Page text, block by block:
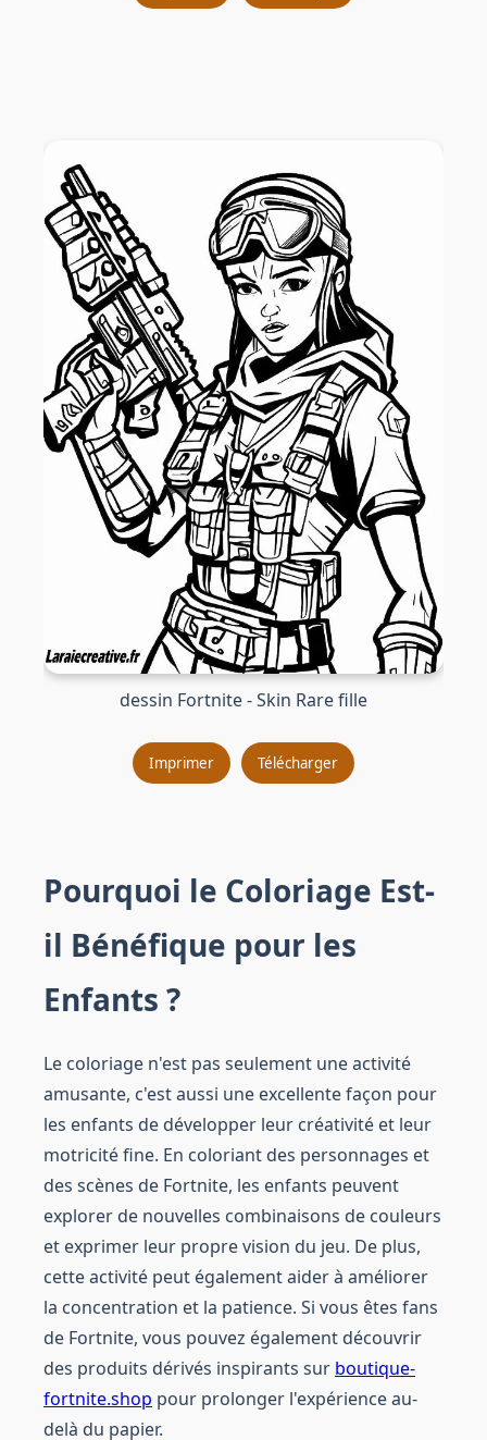
dessin Fortnite - Skin Rare fille
Imprimer Télécharger
Pourquoi le Coloriage Est-
il Bénéfique pour les
Enfants ?
Le coloriage n'est pas seulement une activité
amusante, c'est aussi une excellente façon pour
les enfants de développer leur créativité et leur
motricité fine. En coloriant des personnages et
des scènes de Fortnite, les enfants peuvent
explorer de nouvelles combinaisons de couleurs
et exprimer leur propre vision du jeu. De plus,
cette activité peut également aider à améliorer
la concentration et la patience. Si vous êtes fans
de Fortnite, vous pouvez également découvrir
des produits dérivés inspirants sur boutique-
fortnite.shop pour prolonger l'expérience au-
delà du papier.